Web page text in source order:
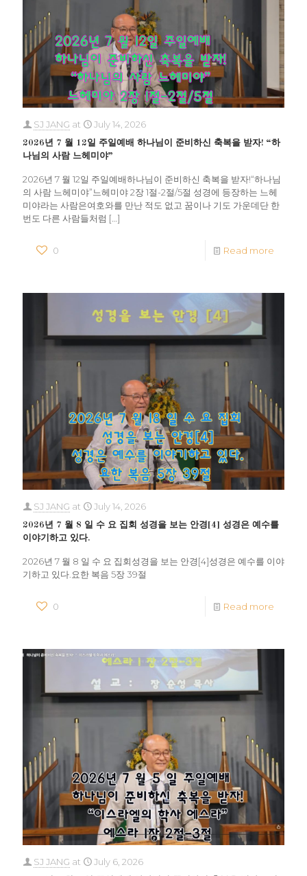
SJ JANG at July 14, 2026
2026년 7 월 12일 주일예배 하나님이 준비하신 축복을 받자! “하
나님의 사람 느헤미야”
2026년 7 월 12일 주일예배하나님이 준비하신 축복을 받자!“하나님
의 사람 느헤미야”느헤미야 2장 1절-2절/5절 성경에 등장하는 느헤
미야라는 사람은여호와를 만난 적도 없고 꿈이나 기도 가운데단 한
번도 다른 사람들처럼 […]
0 Read more
SJ JANG at July 14, 2026
2026년 7 월 8 일 수 요 집회 성경을 보는 안경[4] 성경은 예수를
이야기하고 있다.
2026년 7 월 8 일 수 요 집회성경을 보는 안경[4]성경은 예수를 이야
기하고 있다.요한 복음 5장 39절
0 Read more
SJ JANG at July 6, 2026